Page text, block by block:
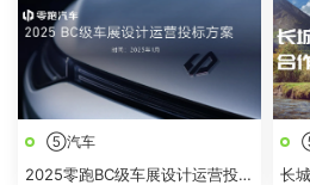
⑤汽车
2025零跑BC级车展设计运营投标
长